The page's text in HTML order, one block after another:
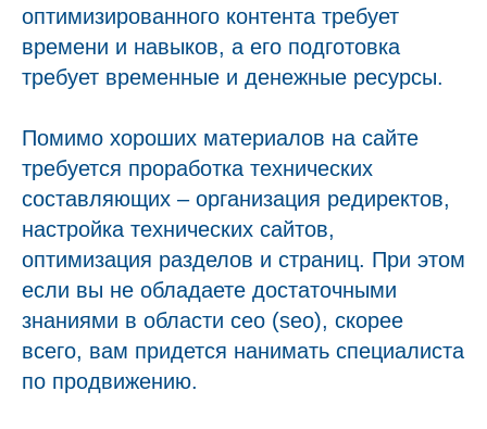
оптимизированного контента требует
времени и навыков, а его подготовка
требует временные и денежные ресурсы.
Помимо хороших материалов на сайте
требуется проработка технических
составляющих – организация редиректов,
настройка технических сайтов,
оптимизация разделов и страниц. При этом
если вы не обладаете достаточными
знаниями в области сео (seo), скорее
всего, вам придется нанимать специалиста
по продвижению.